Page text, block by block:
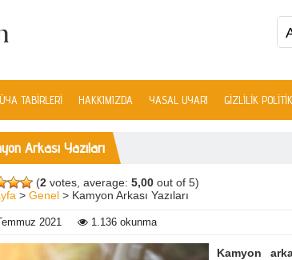
TABIRLERI HAKKIMIZDA YASAL UYARI GIZLILIK
Arkası Yazıları
(2 votes, average:5,00 out of 5)
>Genel > Kamyon Arkası Yazıları
2021 1.136 okunma
Kamyon